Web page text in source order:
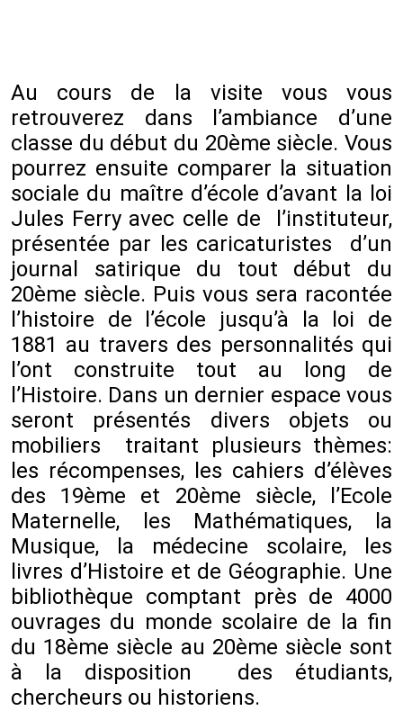
Au cours de la visite vous vous
retrouverez dans l’ambiance d’une
classe du début du 20ème siècle. Vous
pourrez ensuite comparer la situation
sociale du maître d’école d’avant la loi
Jules Ferry avec celle de l’instituteur,
présentée par les caricaturistes d’un
journal satirique du tout début du
20ème siècle. Puis vous sera racontée
l’histoire de l’école jusqu’à la loi de
1881 au travers des personnalités qui
l’ont construite tout au long de
l’Histoire. Dans un dernier espace vous
seront présentés divers objets ou
mobiliers traitant plusieurs thèmes:
les récompenses, les cahiers d’élèves
des 19ème et 20ème siècle, l’Ecole
Maternelle, les Mathématiques, la
Musique, la médecine scolaire, les
livres d’Histoire et de Géographie. Une
bibliothèque comptant près de 4000
ouvrages du monde scolaire de la fin
du 18ème siècle au 20ème siècle sont
à la disposition des étudiants,
chercheurs ou historiens.